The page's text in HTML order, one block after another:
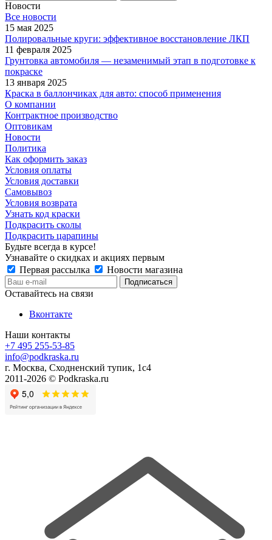
Новости
Все новости
15 мая 2025
Полировальные круги: эффективное восстановление ЛКП
11 февраля 2025
Грунтовка автомобиля — незаменимый этап в подготовке к
покраске
13 января 2025
Краска в баллончиках для авто: способ применения
О компании
Контрактное производство
Оптовикам
Новости
Политика
Как оформить заказ
Условия оплаты
Условия доставки
Самовывоз
Условия возврата
Узнать код краски
Подкрасить сколы
Подкрасить царапины
Будьте всегда в курсе!
Узнавайте о скидках и акциях первым
Первая рассылка
Новости магазина
Оставайтесь на связи
Вконтакте
Наши контакты
+7 495 255-53-85
info@podkraska.ru
г. Москва, Сходненский тупик, 1с4
2011-2026 © Podkraska.ru